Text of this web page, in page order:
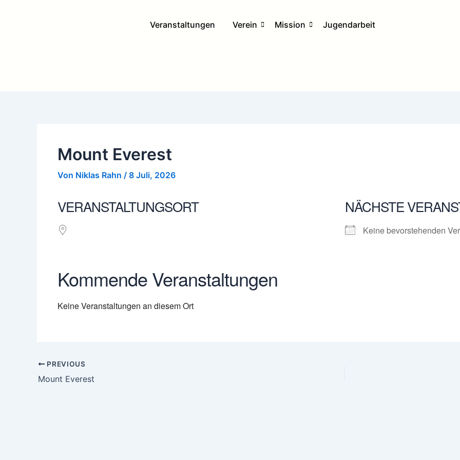
Veranstaltungen Verein Mission Jugendarbeit
Mount Everest
Von Niklas Rahn / 8 Juli, 2026
VERANSTALTUNGSORT NÄCHSTE
Keine bevorstehenden
Kommende Veranstaltungen
Keine Veranstaltungen an diesem Ort
PREVIOUS
Mount Everest